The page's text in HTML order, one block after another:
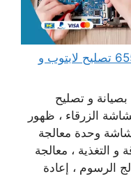
مهندس كمبيوتر الصليبية 65511033 تصليح لابتوب و
و تصليح
الزرقاء ، ظهور
وحدة معالجة
التغذية ، معالجة
الرسوم ، إعادة